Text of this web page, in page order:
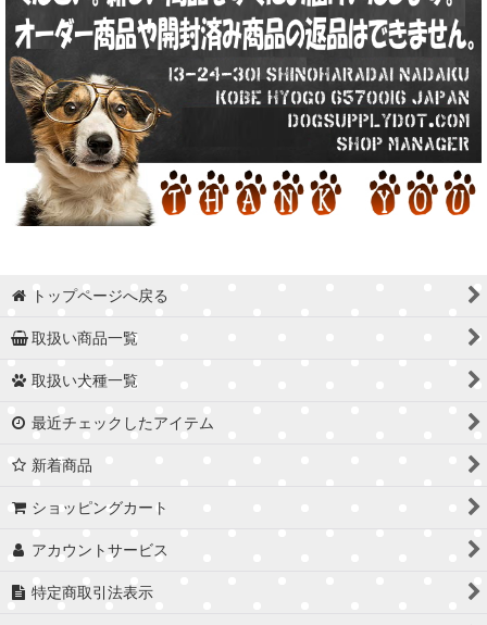
トップページへ戻る
取扱い商品一覧
取扱い犬種一覧
最近チェックしたアイテム
新着商品
ショッピングカート
アカウントサービス
特定商取引法表示